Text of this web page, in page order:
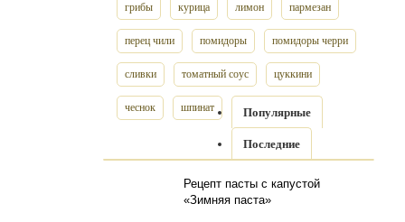
грибы курица лимон пармезан
перец чили помидоры помидоры черри
сливки томатный соус цуккини
чеснок шпинат Популярные
Последние
Рецепт пасты с капустой
«Зимняя паста»